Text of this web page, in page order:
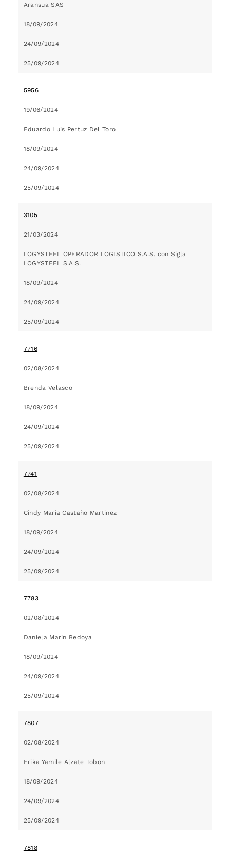
Aransua SAS
18/09/2024
24/09/2024
25/09/2024
5956
19/06/2024
Eduardo Luis Pertuz Del Toro
18/09/2024
24/09/2024
25/09/2024
3105
21/03/2024
LOGYSTEEL OPERADOR LOGISTICO S.A.S. con Sigla
LOGYSTEEL S.A.S.
18/09/2024
24/09/2024
25/09/2024
7716
02/08/2024
Brenda Velasco
18/09/2024
24/09/2024
25/09/2024
7741
02/08/2024
Cindy Maria Castaño Martinez
18/09/2024
24/09/2024
25/09/2024
7783
02/08/2024
Daniela Marin Bedoya
18/09/2024
24/09/2024
25/09/2024
7807
02/08/2024
Erika Yamile Alzate Tobon
18/09/2024
24/09/2024
25/09/2024
7818